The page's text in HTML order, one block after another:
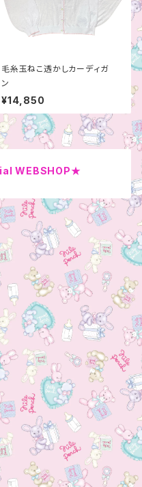
毛糸玉ねこ透かしカーディガ
ン
¥14,850
WEBSHOP★